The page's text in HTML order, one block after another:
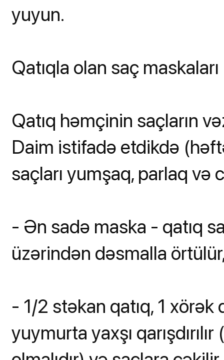
yuyun.
Qatıqla olan saç maskaları
Qatıq həmçinin saçların
Daim istifadə etdikdə
saçları yumşaq, parlaq və
- Ən sadə maska - qatıq
üzərindən dəsmalla
- 1/2 stəkan qatıq, 1 xörək
yuymurta yaxşı